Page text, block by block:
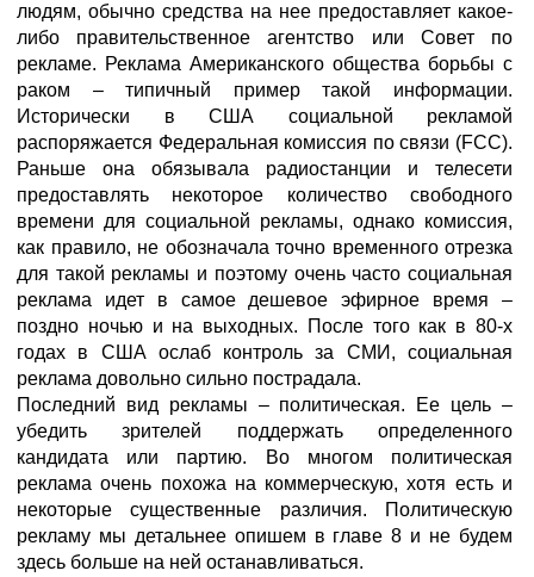
людям, обычно средства на нее предоставляет какое-
либо правительственное агентство или Совет по
рекламе. Реклама Американского общества борьбы с
раком – типичный пример такой информации.
Исторически в США социальной рекламой
распоряжается Федеральная комиссия по связи (FCC).
Раньше она обязывала радиостанции и телесети
предоставлять некоторое количество свободного
времени для социальной рекламы, однако комиссия,
как правило, не обозначала точно временного отрезка
для такой рекламы и поэтому очень часто социальная
реклама идет в самое дешевое эфирное время –
поздно ночью и на выходных. После того как в 80-х
годах в США ослаб контроль за СМИ, социальная
реклама довольно сильно пострадала.
Последний вид рекламы – политическая. Ее цель –
убедить зрителей поддержать определенного
кандидата или партию. Во многом политическая
реклама очень похожа на коммерческую, хотя есть и
некоторые существенные различия. Политическую
рекламу мы детальнее опишем в главе 8 и не будем
здесь больше на ней останавливаться.